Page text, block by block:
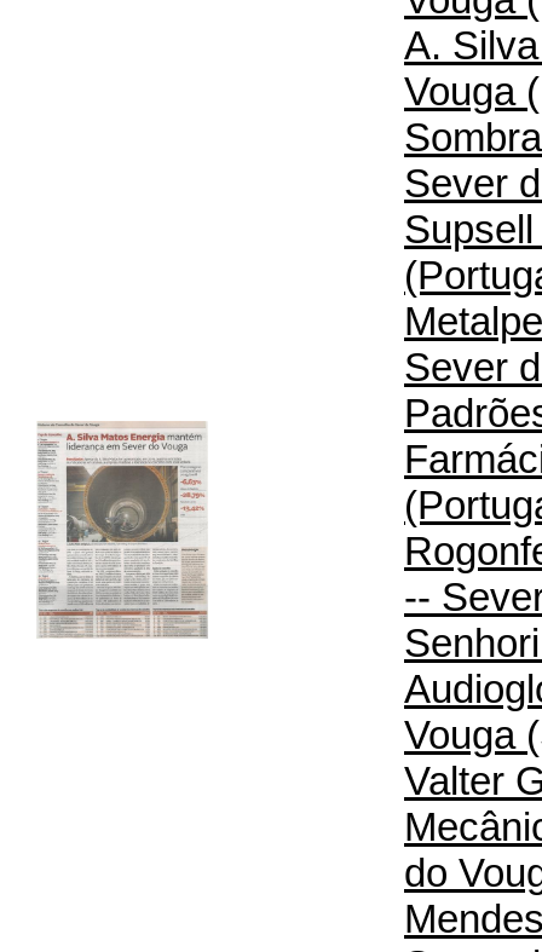
A.
Vouga
Sever
Sever
--
Vouga
Valter
do